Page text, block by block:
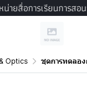
น่ายสื่อการเรียนการสอ
Optics ชุดการทดลองการ